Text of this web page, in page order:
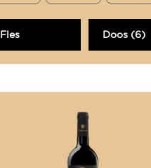
Fles Doos (6)